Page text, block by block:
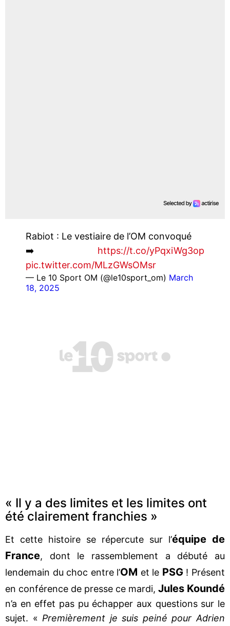
Rabiot : Le vestiaire de l’OM convoqué
➡️ https://t.co/yPqxiWg3op
pic.twitter.com/MLzGWsOMsr
— Le 10 Sport OM (@le10sport_om) March
18, 2025
« Il y a des limites et les limites ont
été clairement franchies »
Et cette histoire se répercute sur l’équipe de
France, dont le rassemblement a débuté au
lendemain du choc entre l’OM et le PSG ! Présent
en conférence de presse ce mardi, Jules Koundé
n’a en effet pas pu échapper aux questions sur le
sujet. « Premièrement je suis peiné pour Adrien